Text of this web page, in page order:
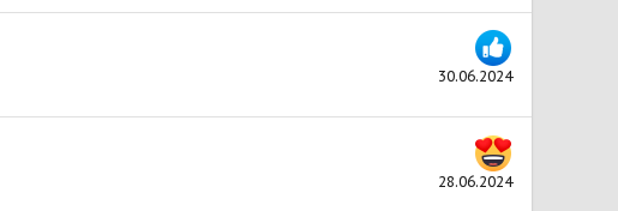
30.06.2024
28.06.2024